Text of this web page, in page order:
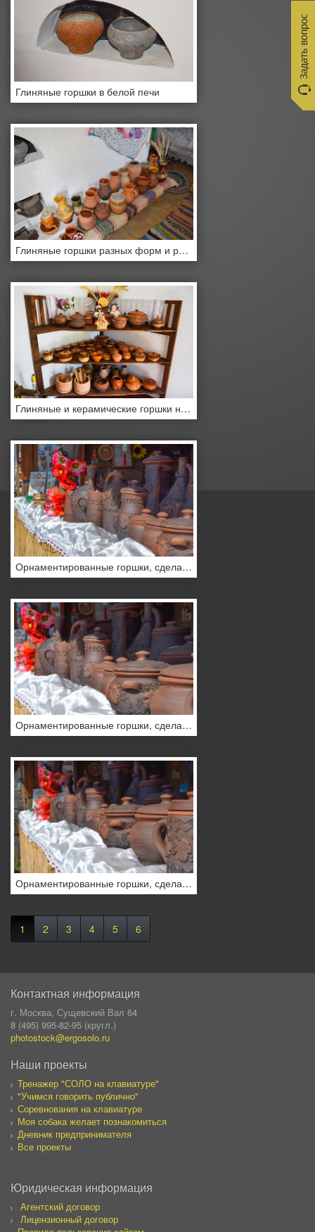
Глиняные горшки в белой печи
Глиняные горшки разных форм и размеров
Глиняные и керамические горшки на деревянной этажерке
Орнаментированные горшки, сделанные из глины
Орнаментированные горшки, сделанные из глины
Орнаментированные горшки, сделанные из глины
1 2 3 4 5 6
Контактная информация
г. Москва, Сущевский Вал 64
8 (495) 995-82-95 (кругл.)
photostock@ergosolo.ru
Наши проекты
Тренажер "СОЛО на клавиатуре"
"Учимся говорить публично"
Соревнования на клавиатуре
Моя собака желает познакомиться
Дневник предпринимателя
Все проекты
Юридическая информация
Агентский договор
Лицензионный договор